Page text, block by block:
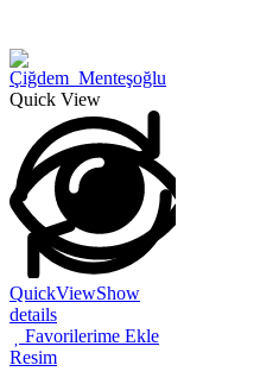
Quick View
QuickViewShow
details
Favorilerime Ekle
Resim